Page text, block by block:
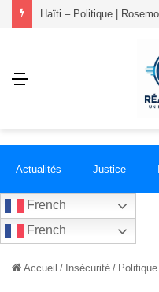
Menu
Actualités Justice
French
French
Accueil / Insécurité / Politique